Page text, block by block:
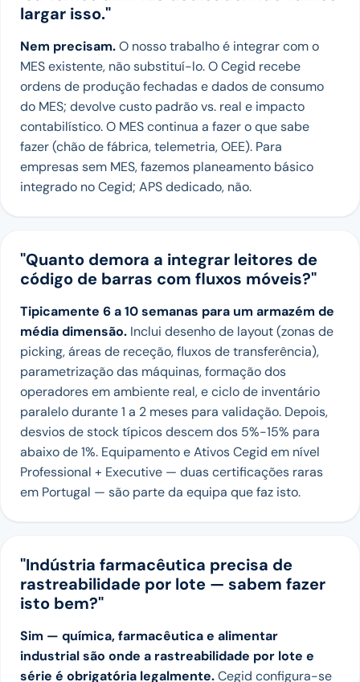
largar isso."
Nem precisam.O nosso trabalho é integrar com o
MES existente, não substituí-lo. O Cegid recebe
ordens de produção fechadas e dados de consumo
do MES; devolve custo padrão vs. real e impacto
contabilístico. O MES continua a fazer o que sabe
fazer (chão de fábrica, telemetria, OEE). Para
empresas sem MES, fazemos planeamento básico
integrado no Cegid; APS dedicado, não.
"Quanto demora a integrar leitores de
código de barras com fluxos móveis?"
Tipicamente 6 a 10 semanas para um armazém de
média dimensão. Inclui desenho de layout (zonas de
picking, áreas de receção, fluxos de transferência),
parametrização das máquinas, formação dos
operadores em ambiente real, e ciclo de inventário
paralelo durante 1 a 2 meses para validação. Depois,
desvios de stock típicos descem dos 5%-15% para
abaixo de 1%. Equipamento e Ativos Cegid em nível
Professional + Executive — duas certificações raras
em Portugal — são parte da equipa que faz isto.
"Indústria farmacêutica precisa de
rastreabilidade por lote — sabem fazer
isto bem?"
Sim — química, farmacêutica e alimentar
industrial são onde a rastreabilidade por lote e
série é obrigatória legalmente.Cegid configura-se